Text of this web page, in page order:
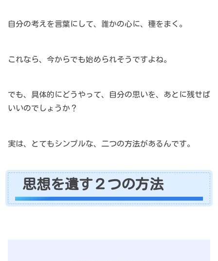
自分の考えを言葉にして、誰かの心に、種をまく。
これなら、今からでも始められそうですよね。
でも、具体的にどうやって、自分の思いを、あとに残せば
いいのでしょうか？
実は、とてもシンプルな、二つの方法があるんです。
思想を遺す２つの方法